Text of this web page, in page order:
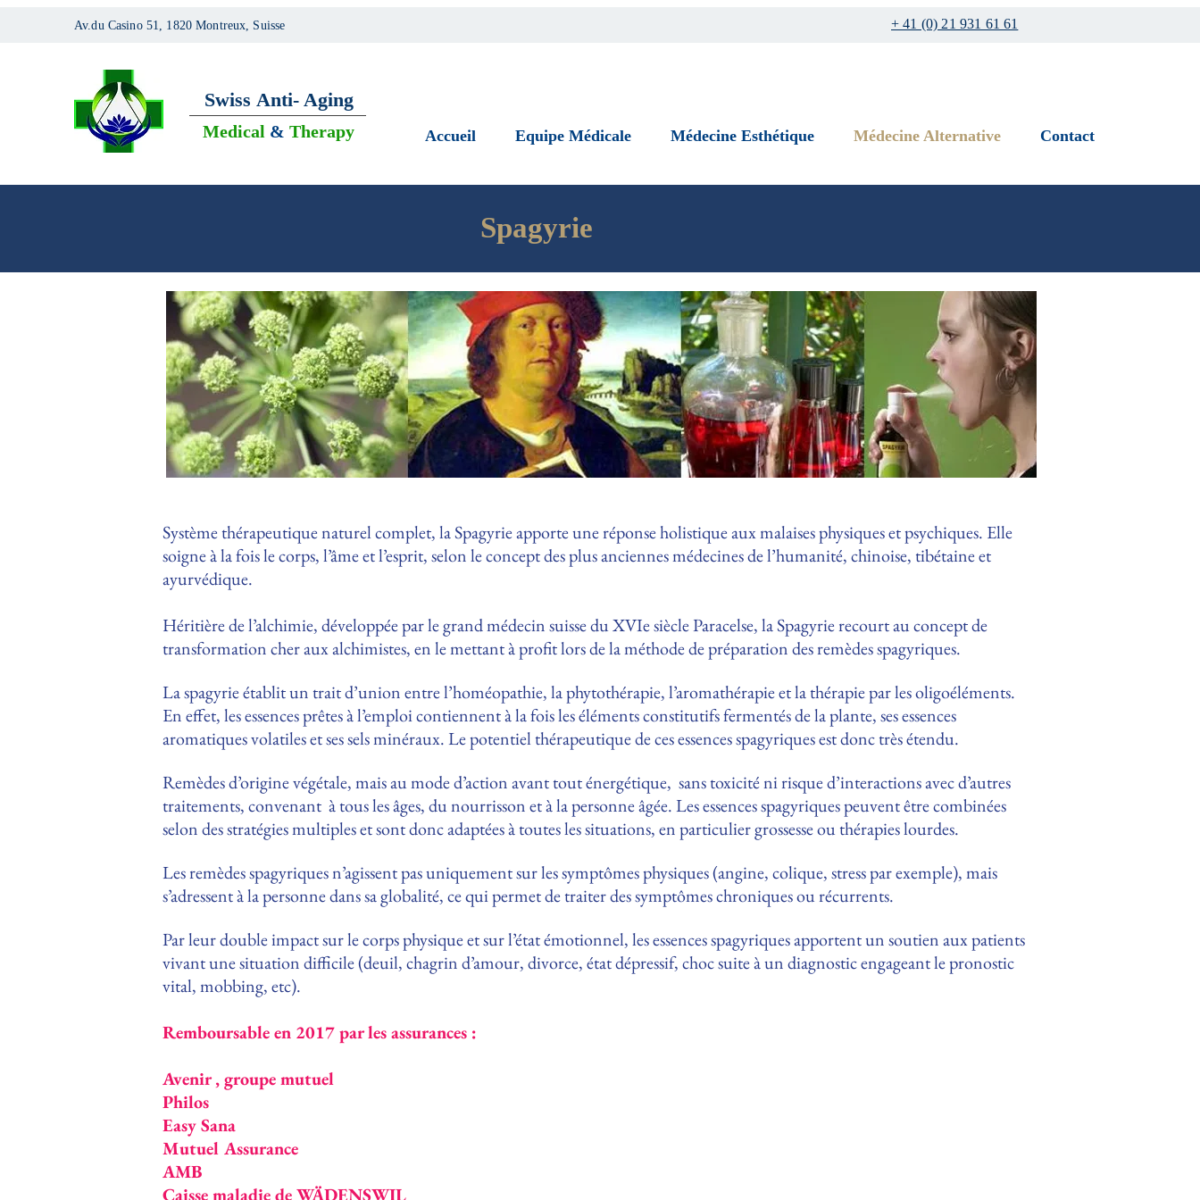
Av.du Casino 51, 1820 Montreux, Suisse + 41 (0) 21 931 61 61
Swiss Anti- Aging
Medical & Therapy Accueil Equipe Médicale Médecine Esthétique Médecine Alternative Contact
Spagyrie
Système thérapeutique naturel complet, la Spagyrie apporte une réponse holistique aux malaises physiques et psychiques. Elle
soigne à la fois le corps, l’âme et l’esprit, selon le concept des plus anciennes médecines de l’humanité, chinoise, tibétaine et
ayurvédique.
Héritière de l’alchimie, développée par le grand médecin suisse du XVIe siècle Paracelse, la Spagyrie recourt au concept de
transformation cher aux alchimistes, en le mettant à profit lors de la méthode de préparation des remèdes spagyriques.
La spagyrie établit un trait d’union entre l’homéopathie, la phytothérapie, l’aromathérapie et la thérapie par les oligoéléments.
En effet, les essences prêtes à l’emploi contiennent à la fois les éléments constitutifs fermentés de la plante, ses essences
aromatiques volatiles et ses sels minéraux. Le potentiel thérapeutique de ces essences spagyriques est donc très étendu.
Remèdes d’origine végétale, mais au mode d’action avant tout énergétique, sans toxicité ni risque d’interactions avec d’autres
traitements, convenant à tous les âges, du nourrisson et à la personne âgée. Les essences spagyriques peuvent être combinées
selon des stratégies multiples et sont donc adaptées à toutes les situations, en particulier grossesse ou thérapies lourdes.
Les remèdes spagyriques n’agissent pas uniquement sur les symptômes physiques (angine, colique, stress par exemple), mais
s’adressent à la personne dans sa globalité, ce qui permet de traiter des symptômes chroniques ou récurrents.
Par leur double impact sur le corps physique et sur l’état émotionnel, les essences spagyriques apportent un soutien aux patients
vivant une situation difficile (deuil, chagrin d’amour, divorce, état dépressif, choc suite à un diagnostic engageant le pronostic
vital, mobbing, etc).
Remboursable en 2017 par les assurances :
Avenir , groupe mutuel
Philos
Easy Sana
Mutuel Assurance
AMB
Caisse maladie de WÄDENSWIL